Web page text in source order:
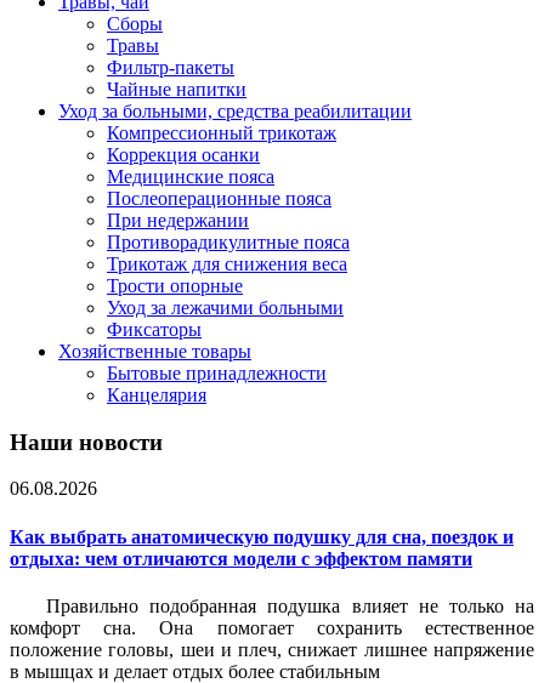
Сборы
Травы
Фильтр-пакеты
Чайные напитки
Уход за больными, средства реабилитации
Компрессионный трикотаж
Коррекция осанки
Медицинские пояса
Послеоперационные пояса
При недержании
Противорадикулитные пояса
Трикотаж для снижения веса
Трости опорные
Уход за лежачими больными
Фиксаторы
Хозяйственные товары
Бытовые принадлежности
Канцелярия
Наши новости
06.08.2026
Как выбрать анатомическую подушку для сна, поездок и
отдыха: чем отличаются модели с эффектом памяти
Правильно подобранная подушка влияет не только на
комфорт сна. Она помогает сохранить естественное
положение головы, шеи и плеч, снижает лишнее напряжение
в мышцах и делает отдых более стабильным